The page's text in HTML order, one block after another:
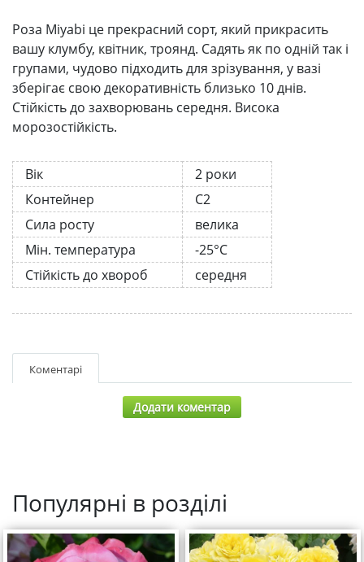
Роза Miyabi це прекрасний сорт, який прикрасить
вашу клумбу, квітник, троянд. Садять як по одній так і
групами, чудово підходить для зрізування, у вазі
зберігає свою декоративність близько 10 днів.
Стійкість до захворювань середня. Висока
морозостійкість.
Вік
2 роки
Контейнер
С2
Сила росту
велика
Мін. температура
-25°C
Стійкість до хвороб
середня
Коментарі
Додати коментар
Популярні в розділі